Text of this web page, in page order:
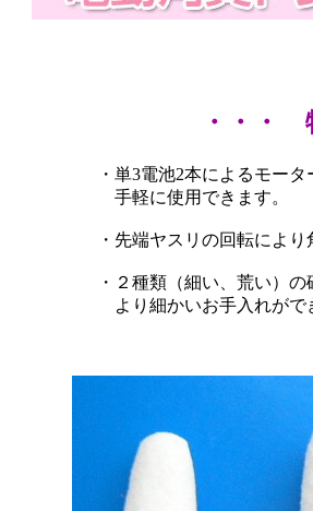
・・・
・単3電池2本によるモー
手軽に使用できます。
・先端ヤスリの回転によ
・２種類（細い、荒い）
より細かいお手入れがで